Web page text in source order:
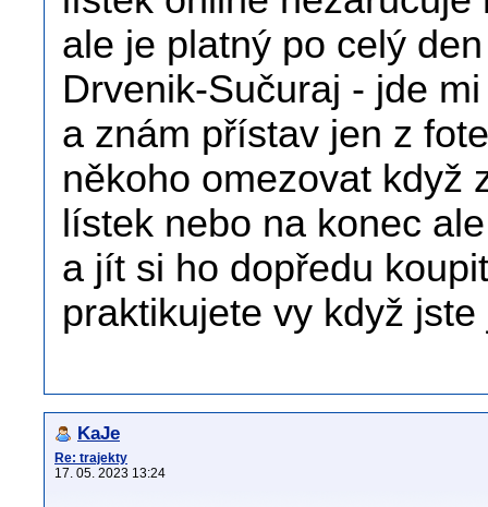
ale je platný po celý
Drvenik-Sučuraj - jde
a znám přístav jen z
někoho omezovat když
lístek nebo na konec
a jít si ho dopředu
praktikujete vy když
KaJe
Re: trajekty
17. 05. 2023 13:24